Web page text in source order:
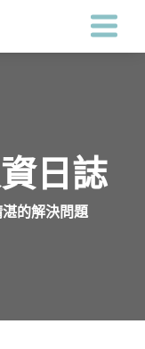
日誌
的解決問題